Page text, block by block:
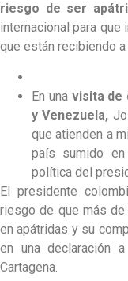
riesgo de ser
internacional para
que están recibiendo
En una visita de
y Venezuela,
que atienden a
país sumido
política del
El presidente
riesgo de que más
en apátridas y su
en una declaración
Cartagena.